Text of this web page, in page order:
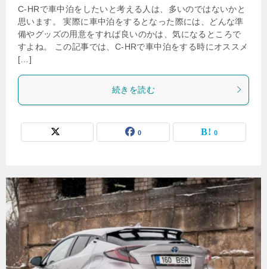
C-HRで車中泊をしたいと考える人は、多いのではないかと
思います。 実際に車中泊をするとなった際には、どんな準
備やグッズの用意をすれば良いのかは、気になるところで
すよね。 この記事では、C-HRで車中泊をする時にオススメ
[…]
続きを読む
0 0